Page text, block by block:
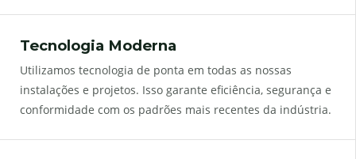
Tecnologia Moderna
Utilizamos tecnologia de ponta em todas as nossas
instalações e projetos. Isso garante eficiência, segurança e
conformidade com os padrões mais recentes da indústria.